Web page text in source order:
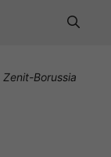
Zenit-Borussia